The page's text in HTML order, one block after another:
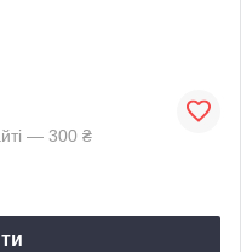
— 300 ₴